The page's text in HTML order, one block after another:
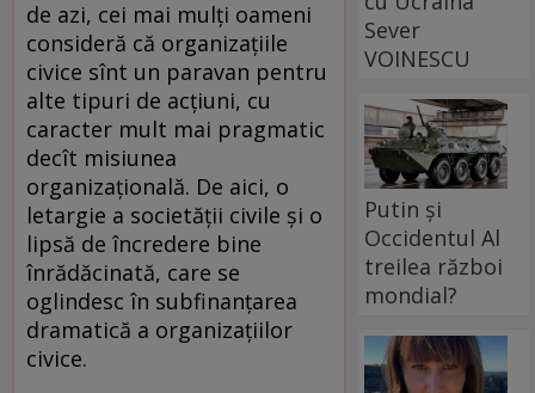
de azi, cei mai mulţi oameni
consideră că organizaţiile
civice sînt un paravan pentru
alte tipuri de acţiuni, cu
caracter mult mai pragmatic
decît misiunea
organizaţională. De aici, o
letargie a societăţii civile şi o
lipsă de încredere bine
înrădăcinată, care se
oglindesc în subfinanţarea
dramatică a organizaţiilor
civice.
Sever
VOINESCU
Putin și
Occidentul Al
treilea război
mondial?